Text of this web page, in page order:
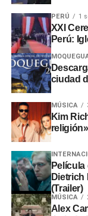
ingenieros
Las situaciones
seguridad ante
entidad
locales y
proteger
PERÚ 1
XXI
Perú:
ciudad
MÚSICA
Kim
Película
Dietrich
(Trailer)
MÚSICA
Alex